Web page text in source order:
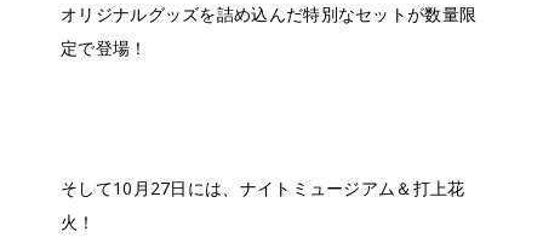
オリジナルグッズを詰め込んだ特別なセットが数量限
定で登場！
そして10月27日には、ナイトミュージアム＆打上花
火！